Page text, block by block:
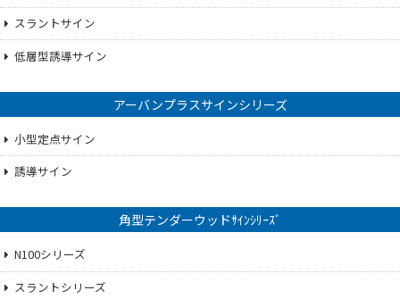
スラントサイン
低層型誘導サイン
アーバンプラスサインシリーズ
小型定点サイン
誘導サイン
角型テンダーウッドｻｲﾝｼﾘｰｽﾞ
N100シリーズ
スラントシリーズ